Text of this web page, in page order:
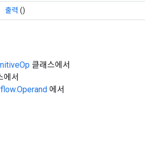
출력 ()
클래스에서
에서
에서